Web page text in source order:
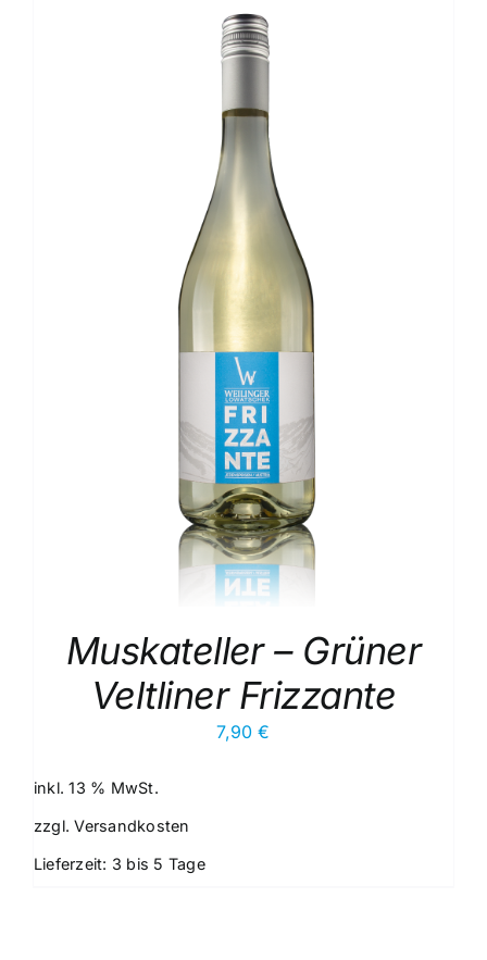
Muskateller – Grüner
Veltliner Frizzante
7,90€
inkl. 13 % MwSt.
zzgl.Versandkosten
Lieferzeit: 3 bis 5 Tage